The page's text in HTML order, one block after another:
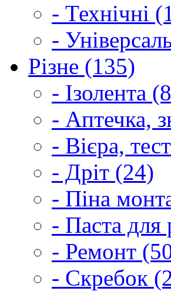
- Технічні
-
Різне (135)
- Ізолента
- Аптечка,
- Вієра,
- Дріт (24)
- Піна
- Паста для
- Ремонт
- Скребок